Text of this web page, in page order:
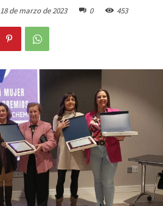
18 de marzo de 2023 0 453